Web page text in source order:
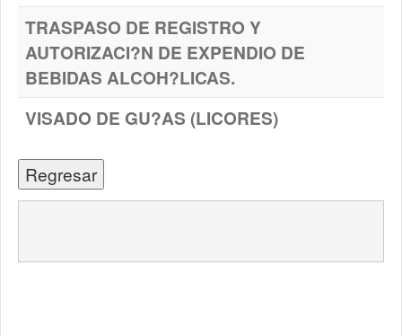
TRASPASO DE REGISTRO Y
AUTORIZACI?N DE EXPENDIO DE
BEBIDAS ALCOH?LICAS.
VISADO DE GU?AS (LICORES)